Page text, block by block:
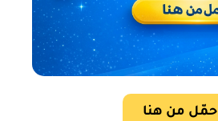
حمّل من هنا